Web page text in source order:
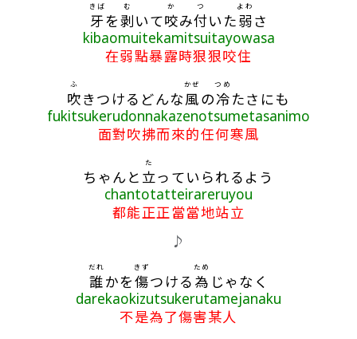
牙
きば
を剥
む
いて咬
か
み付
つ
いた弱
よわ
さ
kibaomuitekamitsuitayowasa
在弱點暴露時狠狠咬住
吹
ふ
きつけるどんな風
かぜ
の冷
つめ
たさにも
fukitsukerudonnakazenotsumetasanimo
面對吹拂而來的任何寒風
ちゃんと 立
た
っていられるよう
chantotatteirareruyou
都能正正當當地站立
♪
誰
だれ
かを傷
きず
つける 為
ため
じゃなく
darekaokizutsukerutamejanaku
不是為了傷害某人